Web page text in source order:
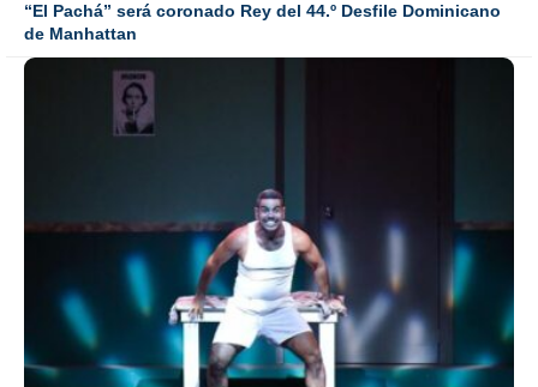
“El Pachá” será coronado Rey del 44.º Desfile Dominicano
de Manhattan